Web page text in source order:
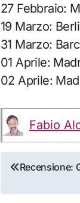
27 Febbraio:
19 Marzo:
31 Marzo:
01 Aprile:
02 Aprile:
Fabio
articoli
Recensione: